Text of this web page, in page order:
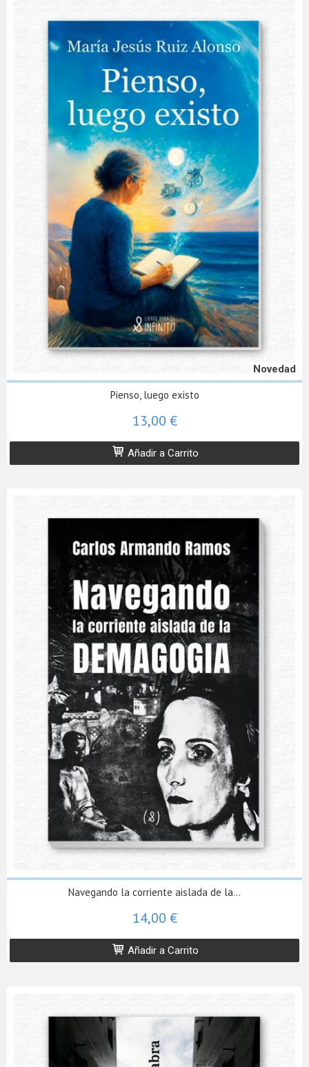
Novedad
Pienso, luego existo
13,00 €
Añadir a Carrito
Navegando la corriente aislada de la...
14,00 €
Añadir a Carrito